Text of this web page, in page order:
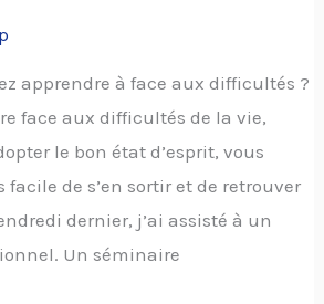
apprendre à face aux difficultés ?
face aux difficultés de la vie,
le bon état d’esprit, vous
facile de s’en sortir et de retrouver
dernier, j’ai assisté à un
Un séminaire